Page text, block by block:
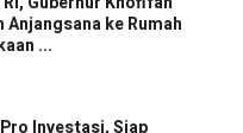
ke Rumah
...
Investasi, Siap